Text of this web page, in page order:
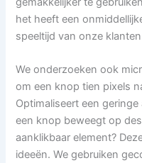
het heeft een
speeltijd van onze
We onderzoeken ook
om een knop tien pixels
Optimaliseert een
een knop beweegt op
aanklikbaar element?
ideeën. We gebruiken